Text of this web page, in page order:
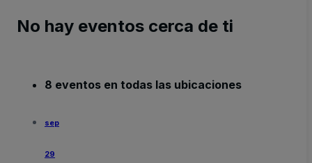
No hay eventos cerca de ti
8 eventos en todas las ubicaciones
sep
29